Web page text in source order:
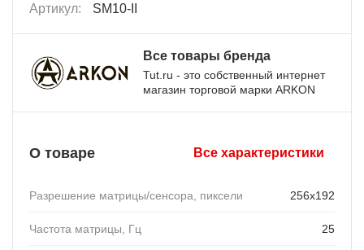
Артикул: SM10-II
Все товары бренда
Tut.ru - это собственный интернет
магазин торговой марки ARKON
О товаре Все характеристики
Разрешение матрицы/сенсора, пиксели 256x192
Частота матрицы, Гц 25